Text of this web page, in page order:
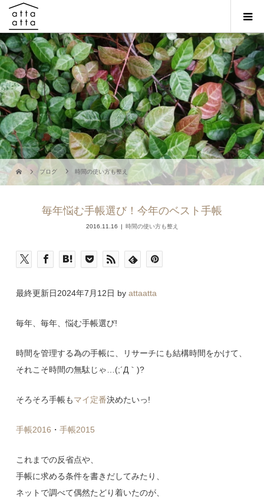
ブログ 時間の使い方も整え
毎年悩む手帳選び！今年のベスト手帳
2016.11.16 時間の使い方も整え
最終更新日2024年7月12日 byattaatta
毎年、毎年、悩む手帳選び!
時間を管理する為の手帳に、リサーチにも結構時間をかけて、
それこそ時間の無駄じゃ…(;´Д｀)?
そろそろ手帳もマイ定番決めたいっ!
手帳2016 ・手帳2015
これまでの反省点や、
手帳に求める条件を書きだしてみたり、
ネットで調べて偶然たどり着いたのが、